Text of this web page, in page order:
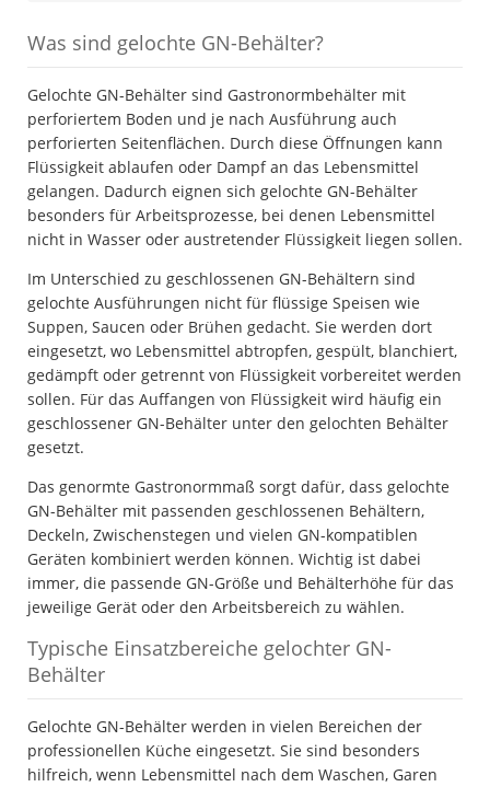
Was sind gelochte GN-Behälter?
Gelochte GN-Behälter sind Gastronormbehälter mit
perforiertem Boden und je nach Ausführung auch
perforierten Seitenflächen. Durch diese Öffnungen kann
Flüssigkeit ablaufen oder Dampf an das Lebensmittel
gelangen. Dadurch eignen sich gelochte GN-Behälter
besonders für Arbeitsprozesse, bei denen Lebensmittel
nicht in Wasser oder austretender Flüssigkeit liegen sollen.
Im Unterschied zu geschlossenen GN-Behältern sind
gelochte Ausführungen nicht für flüssige Speisen wie
Suppen, Saucen oder Brühen gedacht. Sie werden dort
eingesetzt, wo Lebensmittel abtropfen, gespült, blanchiert,
gedämpft oder getrennt von Flüssigkeit vorbereitet werden
sollen. Für das Auffangen von Flüssigkeit wird häufig ein
geschlossener GN-Behälter unter den gelochten Behälter
gesetzt.
Das genormte Gastronormmaß sorgt dafür, dass gelochte
GN-Behälter mit passenden geschlossenen Behältern,
Deckeln, Zwischenstegen und vielen GN-kompatiblen
Geräten kombiniert werden können. Wichtig ist dabei
immer, die passende GN-Größe und Behälterhöhe für das
jeweilige Gerät oder den Arbeitsbereich zu wählen.
Typische Einsatzbereiche gelochter GN-
Behälter
Gelochte GN-Behälter werden in vielen Bereichen der
professionellen Küche eingesetzt. Sie sind besonders
hilfreich, wenn Lebensmittel nach dem Waschen, Garen